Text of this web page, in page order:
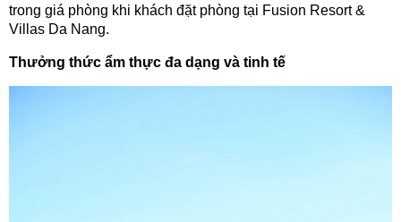
trong giá phòng khi khách đặt phòng tại Fusion Resort &
Villas Da Nang.
Thưởng thức ẩm thực đa dạng và tinh tế